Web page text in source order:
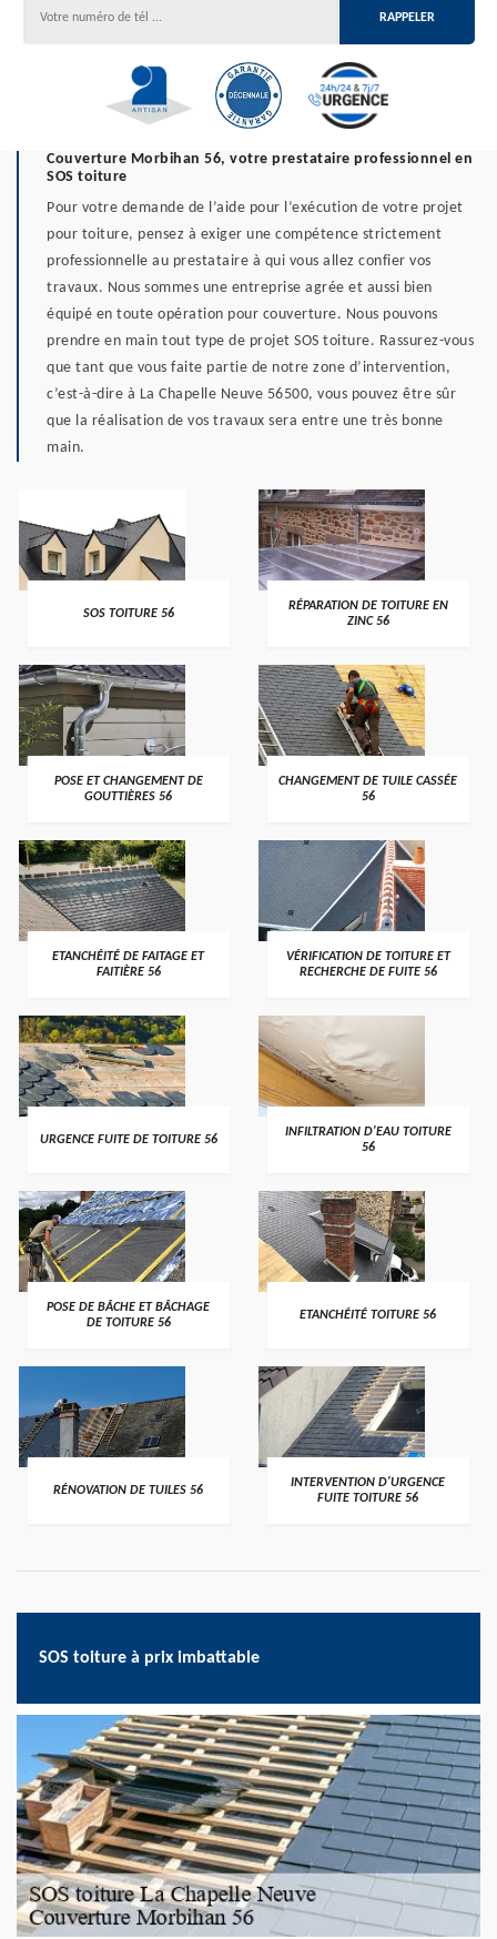
Couverture Morbihan 56, votre prestataire professionnel en
SOS toiture
Pour votre demande de l’aide pour l’exécution de votre projet
pour toiture, pensez à exiger une compétence strictement
professionnelle au prestataire à qui vous allez confier vos
travaux. Nous sommes une entreprise agrée et aussi bien
équipé en toute opération pour couverture. Nous pouvons
prendre en main tout type de projet SOS toiture. Rassurez-vous
que tant que vous faite partie de notre zone d’intervention,
c’est-à-dire à La Chapelle Neuve 56500, vous pouvez être sûr
que la réalisation de vos travaux sera entre une très bonne
main.
>
SOS TOITURE 56 >
RÉPARATION DE TOITURE EN
ZINC 56
>
POSE ET CHANGEMENT DE
GOUTTIÈRES 56
>
CHANGEMENT DE TUILE CASSÉE
56
>
ETANCHÉITÉ DE FAITAGE ET
FAITIÈRE 56
>
VÉRIFICATION DE TOITURE ET
RECHERCHE DE FUITE 56
>
URGENCE FUITE DE TOITURE 56 >
INFILTRATION D'EAU TOITURE
56
>
POSE DE BÂCHE ET BÂCHAGE
DE TOITURE 56
>
ETANCHÉITÉ TOITURE 56
>
RÉNOVATION DE TUILES 56 >
INTERVENTION D'URGENCE
FUITE TOITURE 56
SOS toiture à prix imbattable